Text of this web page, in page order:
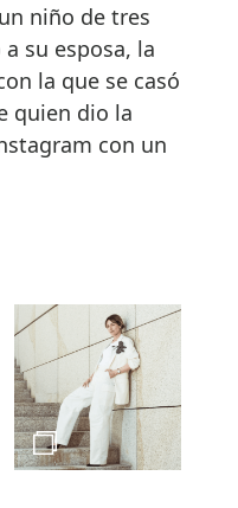
niño de tres
su esposa, la
la que se casó
quien dio la
con un